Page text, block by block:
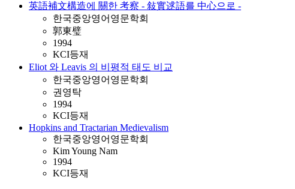
英語補文構造에 關한 考察 - 敍實逑語를 中心으로 -
한국중앙영어영문학회
郭東璧
1994
KCI등재
Eliot 와 Leavis 의 비평적 태도 비교
한국중앙영어영문학회
권영탁
1994
KCI등재
Hopkins and Tractarian Medievalism
한국중앙영어영문학회
Kim Young Nam
1994
KCI등재